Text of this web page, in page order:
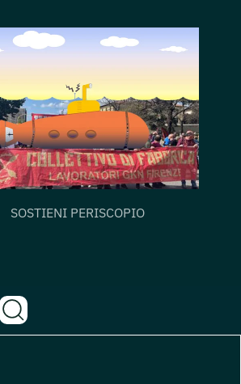
SOSTIENI PERISCOPIO